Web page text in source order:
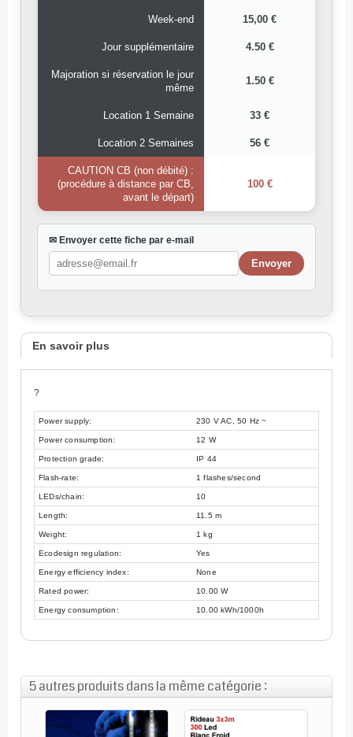
Week-end 15,00 €
Jour supplémentaire 4.50 €
Majoration si réservation le jour
même
1.50 €
Location 1 Semaine 33 €
Location 2 Semaines 56 €
CAUTION CB (non débité) :
(procédure à distance par CB,
avant le départ)
100 €
✉ Envoyer cette fiche par e-mail
En savoir plus
?
Power supply: 230 V AC, 50 Hz ~
Power consumption: 12 W
Protection grade: IP 44
Flash-rate: 1 flashes/second
LEDs/chain: 10
Length: 11.5 m
Weight: 1 kg
Ecodesign regulation: Yes
Energy efficiency index: None
Rated power: 10.00 W
Energy consumption: 10.00 kWh/1000h
5 autres produits dans la même catégorie :